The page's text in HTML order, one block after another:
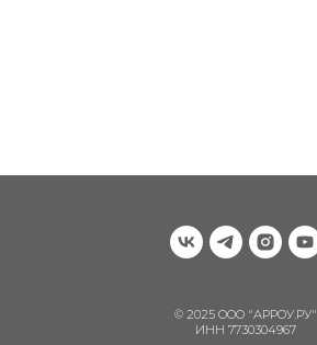
© 2025 ООО "АРРОУ.РУ"
ИНН 7730304967